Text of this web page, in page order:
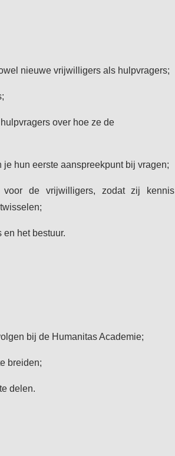
nieuwe vrijwilligers als hulpvragers;
over hoe ze de
hun eerste aanspreekpunt bij vragen;
voor de vrijwilligers, zodat zij kennis
het bestuur.
bij de Humanitas Academie;
breiden;
delen.